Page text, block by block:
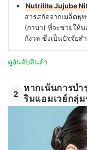
Nutrilite Jujube
สารสกัดจากเมล็ดพุ
(กาบา) ที่จะช่วยให้
กังวล ซึ่งเป็นปัจจัย
ดูอันดับสินค้า
2
หากเน้นการบำ
ริมแอมเวย์กลุ่ม